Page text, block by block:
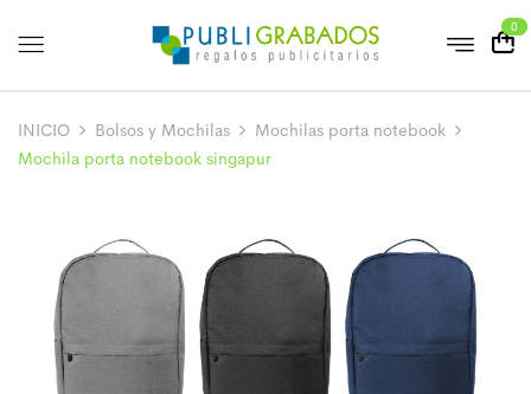
0
INICIO Bolsos y Mochilas
Mochilas porta notebook
Mochila porta notebook singapur